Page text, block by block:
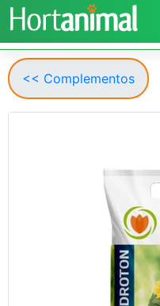
<< Complementos